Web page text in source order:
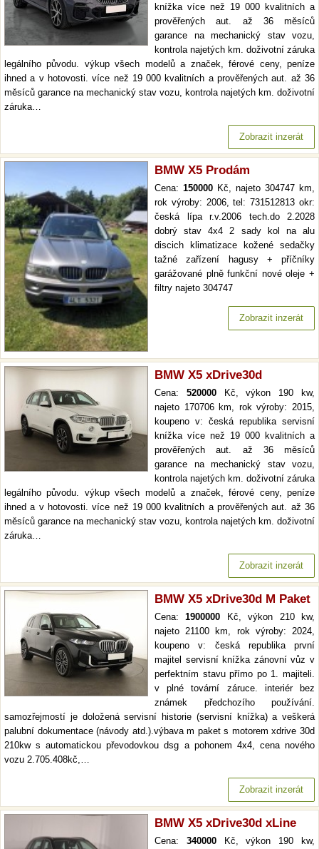
knížka více než 19 000 kvalitních a
prověřených aut. až 36 měsíců
garance na mechanický stav vozu,
kontrola najetých km. doživotní záruka
legálního původu. výkup všech modelů a značek, férové ceny, peníze
ihned a v hotovosti. více než 19 000 kvalitních a prověřených aut. až 36
měsíců garance na mechanický stav vozu, kontrola najetých km. doživotní
záruka…
Zobrazit inzerát
BMW X5 Prodám
Cena: 150000 Kč, najeto 304747 km,
rok výroby: 2006, tel: 731512813 okr:
česká lípa r.v.2006 tech.do 2.2028
dobrý stav 4x4 2 sady kol na alu
discich klimatizace kožené sedačky
tažné zařízení hagusy + příčníky
garážované plně funkční nové oleje +
filtry najeto 304747
Zobrazit inzerát
BMW X5 xDrive30d
Cena: 520000Kč, výkon 190 kw,
najeto 170706 km, rok výroby: 2015,
koupeno v: česká republika servisní
knížka více než 19 000 kvalitních a
prověřených aut. až 36 měsíců
garance na mechanický stav vozu,
kontrola najetých km. doživotní záruka
legálního původu. výkup všech modelů a značek, férové ceny, peníze
ihned a v hotovosti. více než 19 000 kvalitních a prověřených aut. až 36
měsíců garance na mechanický stav vozu, kontrola najetých km. doživotní
záruka…
Zobrazit inzerát
BMW X5 xDrive30d M Paket
Cena:1900000 Kč, výkon 210 kw,
najeto 21100 km, rok výroby: 2024,
koupeno v: česká republika první
majitel servisní knížka zánovní vůz v
perfektním stavu přímo po 1. majiteli.
v plné tovární záruce. interiér bez
známek předchozího používání.
samozřejmostí je doložená servisní historie (servisní knížka) a veškerá
palubní dokumentace (návody atd.).výbava m paket s motorem xdrive 30d
210kw s automatickou převodovkou dsg a pohonem 4x4, cena nového
vozu 2.705.408kč,…
Zobrazit inzerát
BMW X5 xDrive30d xLine
Cena: 340000Kč, výkon 190 kw,